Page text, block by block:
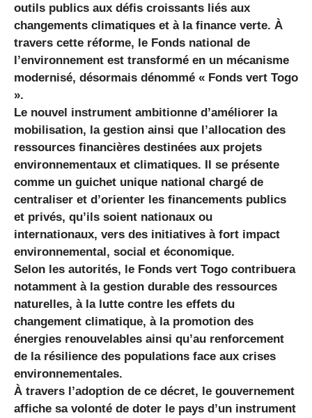
outils publics aux défis croissants liés aux
changements climatiques et à la finance verte. À
travers cette réforme, le Fonds national de
l’environnement est transformé en un mécanisme
modernisé, désormais dénommé « Fonds vert Togo
».
Le nouvel instrument ambitionne d’améliorer la
mobilisation, la gestion ainsi que l’allocation des
ressources financières destinées aux projets
environnementaux et climatiques. Il se présente
comme un guichet unique national chargé de
centraliser et d’orienter les financements publics
et privés, qu’ils soient nationaux ou
internationaux, vers des initiatives à fort impact
environnemental, social et économique.
Selon les autorités, le Fonds vert Togo contribuera
notamment à la gestion durable des ressources
naturelles, à la lutte contre les effets du
changement climatique, à la promotion des
énergies renouvelables ainsi qu’au renforcement
de la résilience des populations face aux crises
environnementales.
À travers l’adoption de ce décret, le gouvernement
affiche sa volonté de doter le pays d’un instrument